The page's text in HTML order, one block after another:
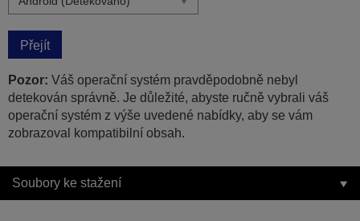
Přejít
Pozor: Váš operační systém pravděpodobně nebyl
detekován správně. Je důležité, abyste ručně vybrali váš
operační systém z výše uvedené nabídky, aby se vám
zobrazoval kompatibilní obsah.
Soubory ke stažení